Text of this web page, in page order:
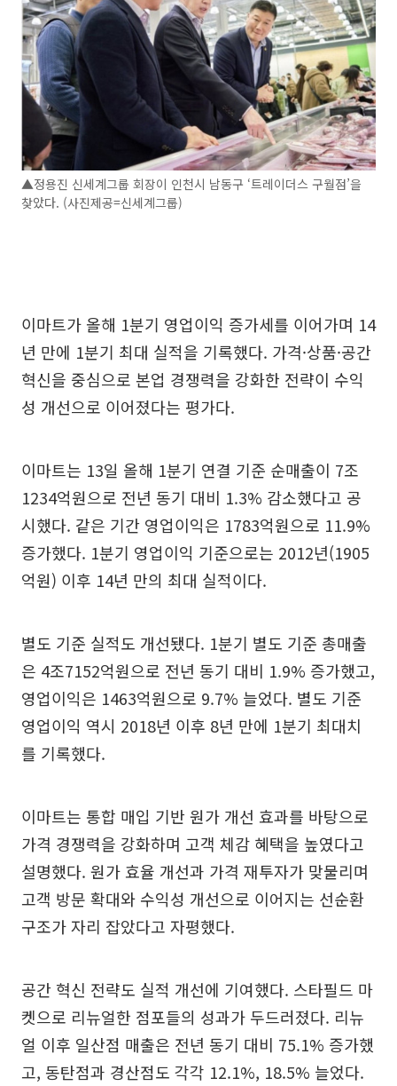
▲정용진 신세계그룹 회장이 인천시 남동구 ‘트레이더스 구월점’을
찾았다. (사진제공=신세계그룹)
이마트가 올해 1분기 영업이익 증가세를 이어가며 14
년 만에 1분기 최대 실적을 기록했다. 가격·상품·공간
혁신을 중심으로 본업 경쟁력을 강화한 전략이 수익
성 개선으로 이어졌다는 평가다.
이마트는 13일 올해 1분기 연결 기준 순매출이 7조
1234억원으로 전년 동기 대비 1.3% 감소했다고 공
시했다. 같은 기간 영업이익은 1783억원으로 11.9%
증가했다. 1분기 영업이익 기준으로는 2012년(1905
억원) 이후 14년 만의 최대 실적이다.
별도 기준 실적도 개선됐다. 1분기 별도 기준 총매출
은 4조7152억원으로 전년 동기 대비 1.9% 증가했고,
영업이익은 1463억원으로 9.7% 늘었다. 별도 기준
영업이익 역시 2018년 이후 8년 만에 1분기 최대치
를 기록했다.
이마트는 통합 매입 기반 원가 개선 효과를 바탕으로
가격 경쟁력을 강화하며 고객 체감 혜택을 높였다고
설명했다. 원가 효율 개선과 가격 재투자가 맞물리며
고객 방문 확대와 수익성 개선으로 이어지는 선순환
구조가 자리 잡았다고 자평했다.
공간 혁신 전략도 실적 개선에 기여했다. 스타필드 마
켓으로 리뉴얼한 점포들의 성과가 두드러졌다. 리뉴
얼 이후 일산점 매출은 전년 동기 대비 75.1% 증가했
고, 동탄점과 경산점도 각각 12.1%, 18.5% 늘었다.